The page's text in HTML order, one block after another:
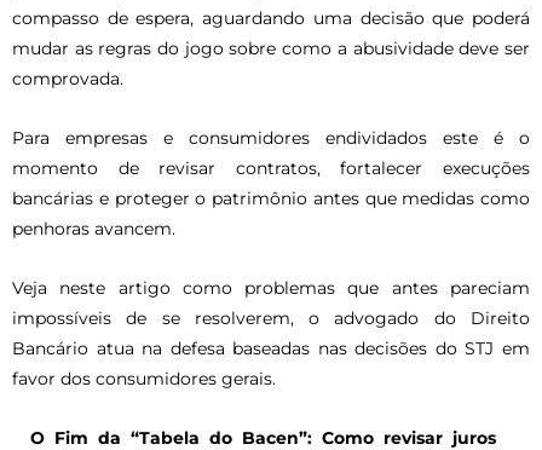
compasso de espera, aguardando uma decisão que poderá
mudar as regras do jogo sobre como a abusividade deve ser
comprovada.
Para empresas e consumidores endividados este é o
momento de revisar contratos, fortalecer execuções
bancárias e proteger o patrimônio antes que medidas como
penhoras avancem.
Veja neste artigo como problemas que antes pareciam
impossíveis de se resolverem, o advogado do Direito
Bancário atua na defesa baseadas nas decisões do STJ em
favor dos consumidores gerais.
O Fim da “Tabela do Bacen”: Como revisar juros
Abusivos
em
Calculadora
Automática
Bancárias:
saiba
é
revisão
de